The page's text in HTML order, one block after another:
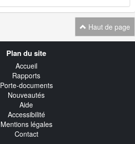
Haut de page
Plan du site
Accueil
Rapports
Porte-documents
Nouveautés
Aide
Accessibilité
Mentions légales
Contact